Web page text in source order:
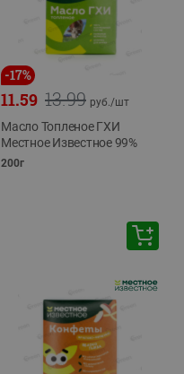
-17%
13.99
11.59 руб./шт
Масло Топленое ГХИ
Местное Известное 99%
200г